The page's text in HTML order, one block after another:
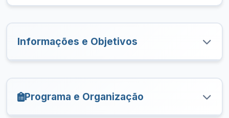
Informações e Objetivos
Programa e Organização